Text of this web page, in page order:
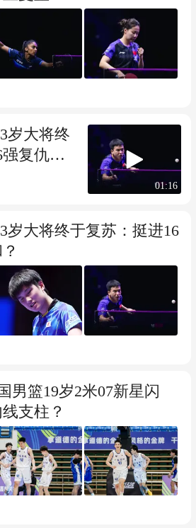
岁大将终
复仇张
01:16
岁大将终于复苏：挺进16
男篮19岁2米07新星闪
支柱？